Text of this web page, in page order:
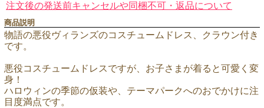
注文後の発送前キャンセルや同梱不可・返品について
商品説明
物語の悪役ヴィランズのコスチュームドレス、クラウン付き
です。
悪役コスチュームドレスですが、お子さまが着ると可愛く変
身！
ハロウィンの季節の仮装や、テーマパークへのおでかけに注
目度満点です。